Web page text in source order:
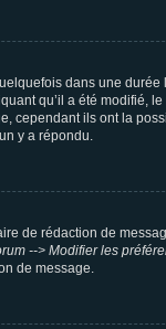
dans une
qu’il a été modifié, le
cependant ils ont la
y a répondu.
de rédaction de
--> Modifier les
de message.